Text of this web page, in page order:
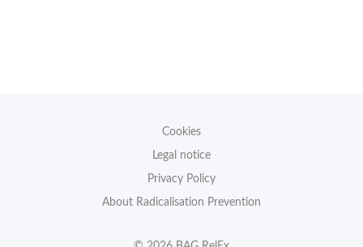
Cookies
Legal notice
Privacy Policy
About Radicalisation Prevention